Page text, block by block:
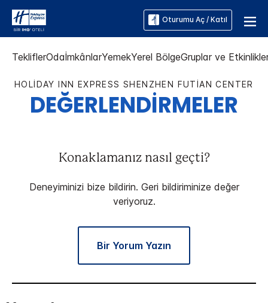
Oturumu Aç / Katıl
TekliflerOdaİmkânlarYemekYerel BölgeGruplar ve
HOLIDAY INN EXPRESS SHENZHEN FUTIAN CENTER
DEĞERLENDİRMELER
Konaklamanız nasıl geçti?
Deneyiminizi bize bildirin. Geri bildiriminize değer
veriyoruz.
Bir Yorum Yazın